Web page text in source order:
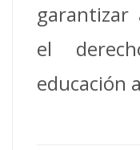
garantizar
el
educación